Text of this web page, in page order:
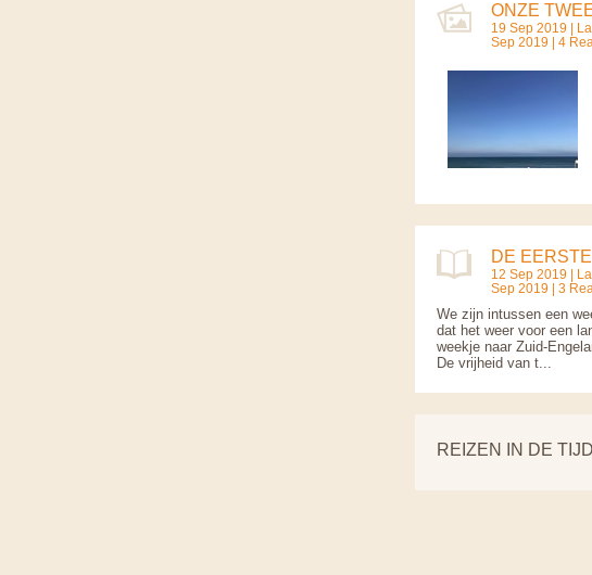
ONZE
19 Sep 2019 |
Sep 2019 | 4
DE
12 Sep 2019 |
Sep 2019 | 3
We zijn intussen een
dat het weer voor een
weekje naar Zuid-
De vrijheid van t...
REIZEN IN DE TIJD